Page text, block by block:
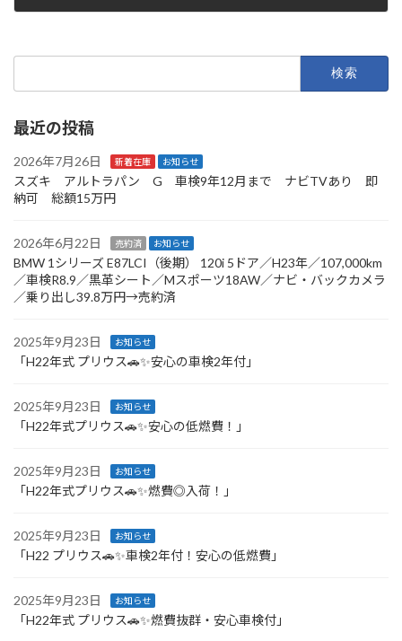
最近の投稿
2026年7月26日 新着在庫 お知らせ
スズキ アルトラパン G 車検9年12月まで ナビTVあり 即
納可 総額15万円
2026年6月22日 売約済 お知らせ
BMW 1シリーズ E87LCI（後期） 120i 5ドア／H23年／107,000km
／車検R8.9／黒革シート／Mスポーツ18AW／ナビ・バックカメラ
／乗り出し39.8万円→売約済
2025年9月23日 お知らせ
「H22年式 プリウス🚗✨安心の車検2年付」
2025年9月23日 お知らせ
「H22年式プリウス🚗✨安心の低燃費！」
2025年9月23日 お知らせ
「H22年式プリウス🚗✨燃費◎入荷！」
2025年9月23日 お知らせ
「H22 プリウス🚗✨車検2年付！安心の低燃費」
2025年9月23日 お知らせ
「H22年式 プリウス🚗✨燃費抜群・安心車検付」